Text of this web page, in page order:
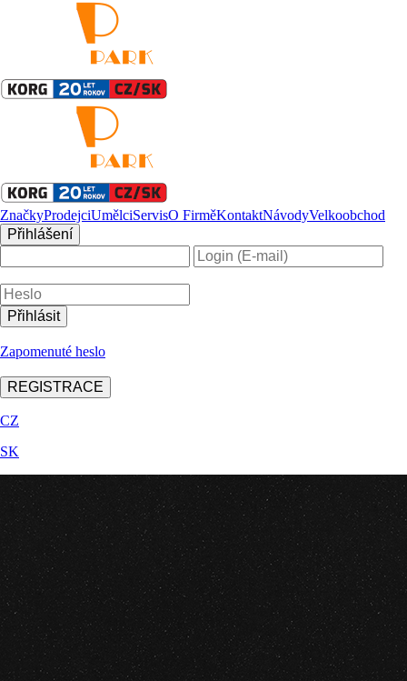
ZnačkyProdejciUmělciServisO FirměKontaktNávodyVelkoobchod
Přihlášení
Zapomenuté heslo
REGISTRACE
CZ
SK